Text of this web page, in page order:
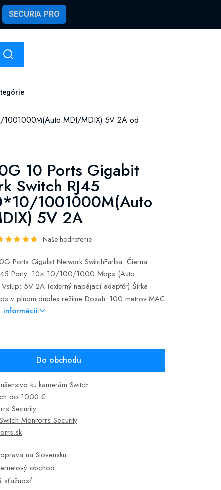
SECURIA PRO
1001000M(Auto MDI/MDIX) 5V 2A od
10 Ports Gigabit
Switch RJ45
1001000M(Auto
5V 2A
Naše hodnotenie
Ports Gigabit Network SwitchFarba: Čierna
Porty: 10× 10/100/1000 Mbps (Auto
5V 2A (externý napájací adaptér) Šírka
v plnom duplex režime Dosah: 100 metrov MAC
informácií
Do obchodu
ku kamerám Switch
do 1000 €
Security
Switch Monitorrs Security
na Slovensku
obchod
sťažnosť